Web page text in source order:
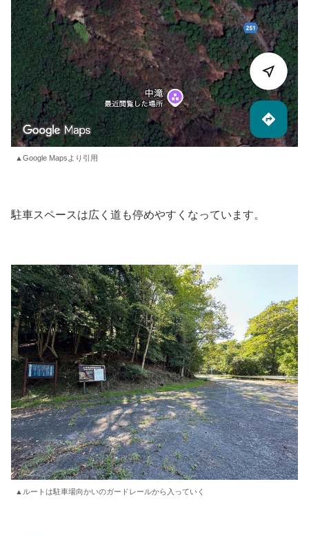
▲Google Mapsより引用
駐車スペースは広く道も停めやすくなっています。
▲ルートは駐車場向かいのガードレールから入っていく